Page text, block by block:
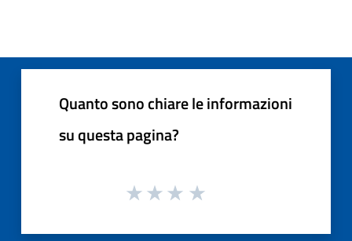
Quanto sono chiare le informazioni
su questa pagina?